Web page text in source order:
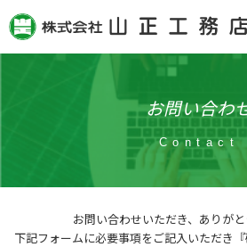
お問い合わ
Contact
お問い合わせいただき、ありがと
下記フォームに必要事項をご記入いただき